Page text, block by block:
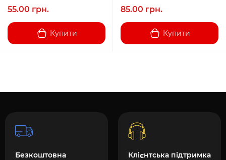
55.00 грн.
Купити
85.00 грн.
Купити
Безкоштовна
Клієнтська підтримка